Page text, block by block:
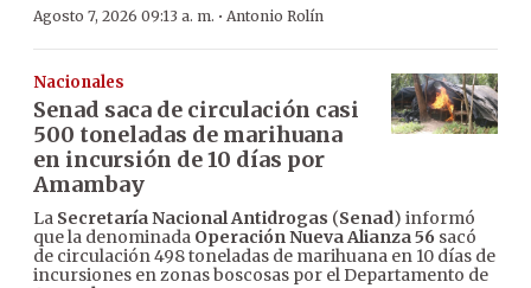
Agosto 7, 2026 09:13 a. m. · Antonio Rolín
Nacionales
Senad saca de circulación casi
500 toneladas de marihuana
en incursión de 10 días por
Amambay
La Secretaría Nacional Antidrogas (Senad) informó
que la denominada Operación Nueva Alianza 56 sacó
de circulación 498 toneladas de marihuana en 10 días de
incursiones en zonas boscosas por el Departamento de